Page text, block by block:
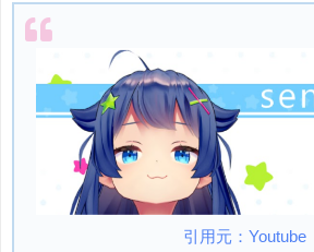
引用元：Youtube